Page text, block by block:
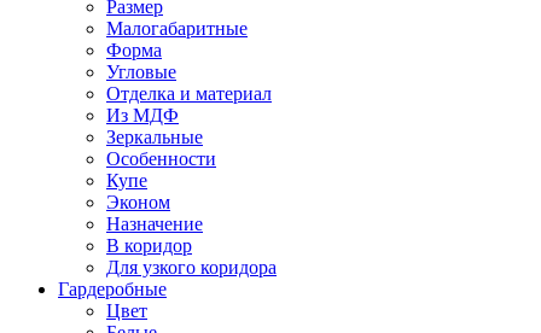
Размер
Малогабаритные
Форма
Угловые
Отделка и материал
Из МДФ
Зеркальные
Особенности
Купе
Эконом
Назначение
В коридор
Для узкого коридора
Гардеробные
Цвет